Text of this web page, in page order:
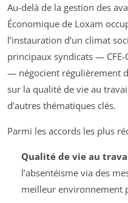
Au-delà de la gestion des
Économique de Loxam
l’instauration d’un climat
principaux syndicats — CFE-
— négocient régulièrement
sur la qualité de vie au
d’autres thématiques clés.
Parmi les accords les plus
Qualité de vie au
l’absentéisme via des
meilleur environnement